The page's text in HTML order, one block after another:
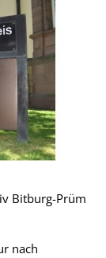
Bitburg-Prüm
nach